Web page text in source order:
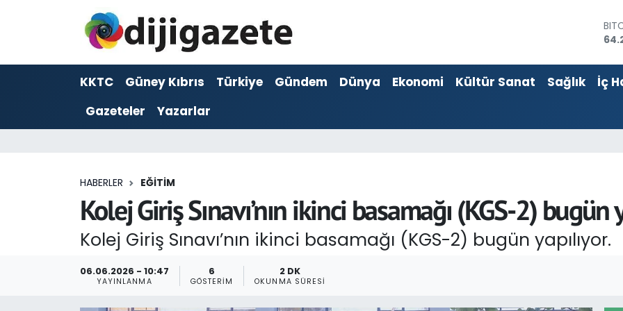
KKTC Güney Kıbrıs Türkiye Gündem Dünya Ekonomi Kültür Sanat Sağlık İç
Gazeteler
Yazarlar
HABERLER EĞITIM
Kolej Giriş Sınavı’nın ikinci basamağı (KGS-2) bugün
Kolej Giriş Sınavı’nın ikinci basamağı (KGS-2) bugün yapılıyor.
06.06.2026 - 10:47
YAYINLANMA
6
GÖSTERIM
2 DK
OKUNMA SÜRESI
ADVERTORIAL
Dijigazete
Foto Galeri
Hava Durumu
Trafik Durumu
Haber Arşivi